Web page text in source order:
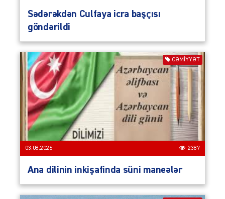
Sədərəkdən Culfaya icra başçısı
göndərildi
CƏMIYYƏT
03.08.2026 2387
Ana dilinin inkişafinda süni maneələr